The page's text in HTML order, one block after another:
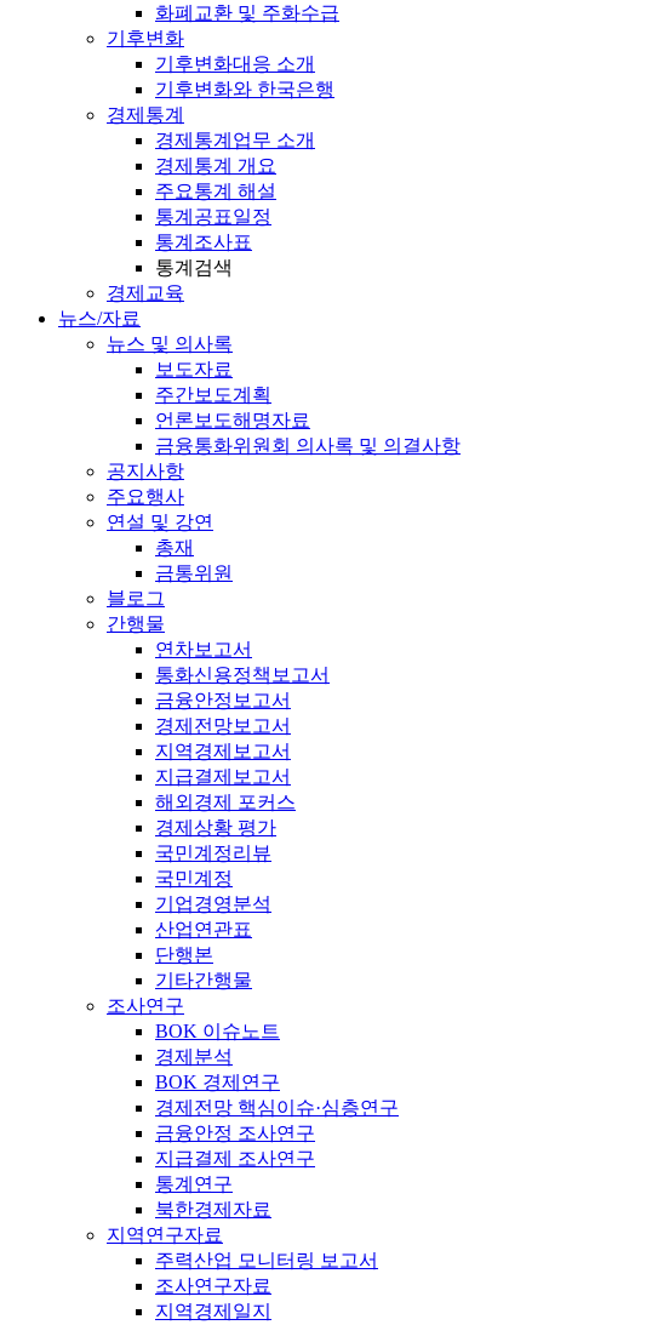
화폐교환 및 주화수급
기후변화
기후변화대응 소개
기후변화와 한국은행
경제통계
경제통계업무 소개
경제통계 개요
주요통계 해설
통계공표일정
통계조사표
통계검색
경제교육
뉴스/자료
뉴스 및 의사록
보도자료
주간보도계획
언론보도해명자료
금융통화위원회 의사록 및 의결사항
공지사항
주요행사
연설 및 강연
총재
금통위원
블로그
간행물
연차보고서
통화신용정책보고서
금융안정보고서
경제전망보고서
지역경제보고서
지급결제보고서
해외경제 포커스
경제상황 평가
국민계정리뷰
국민계정
기업경영분석
산업연관표
단행본
기타간행물
조사연구
BOK 이슈노트
경제분석
BOK 경제연구
경제전망 핵심이슈·심층연구
금융안정 조사연구
지급결제 조사연구
통계연구
북한경제자료
지역연구자료
주력산업 모니터링 보고서
조사연구자료
지역경제일지